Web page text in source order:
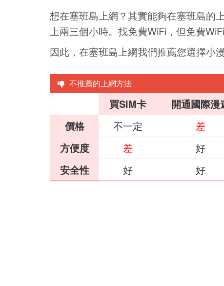
想在塞班島上網？其實能夠在塞班島的
上兩三個小時。找免費WiFi，但免費
因此，在塞班島上網我們推薦您選擇小
不推薦的上網方法
買SIM卡 開通國際漫
價格
不一定 差
方便度
差 好
安全性
好 好